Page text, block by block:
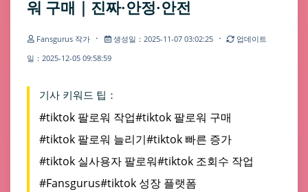
워 구매｜진짜·안정·안전
Fansgurus 작가 · 생성일：2025-11-07 03:02:25 ·
업데이트
일：2025-12-05 09:58:59
기사 키워드 팁：
#tiktok 팔로워 작업#tiktok 팔로워 구매
#tiktok 팔로워 늘리기#tiktok 빠른 증가
#tiktok 실사용자 팔로워#tiktok 조회수 작업
#Fansgurus#tiktok 성장 플랫폼